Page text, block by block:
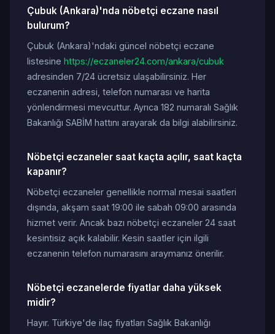
Çubuk (Ankara)'nda nöbetçi eczane nasıl
bulurum?
Çubuk (Ankara)'ndaki güncel nöbetçi eczane
listesine https://eczaneler24.com/ankara/cubuk
adresinden 7/24 ücretsiz ulaşabilirsiniz. Her
eczanenin adresi, telefon numarası ve harita
yönlendirmesi mevcuttur. Ayrıca 182 numaralı Sağlık
Bakanlığı SABİM hattını arayarak da bilgi alabilirsiniz.
Nöbetçi eczaneler saat kaçta açılır, saat kaçta
kapanır?
Nöbetçi eczaneler genellikle normal mesai saatleri
dışında, akşam saat 19:00 ile sabah 09:00 arasında
hizmet verir. Ancak bazı nöbetçi eczaneler 24 saat
kesintisiz açık kalabilir. Kesin saatler için ilgili
eczanenin telefon numarasını araymanız önerilir.
Nöbetçi eczanelerde fiyatlar daha yüksek
midir?
Hayır. Türkiye'de ilaç fiyatları Sağlık Bakanlığı